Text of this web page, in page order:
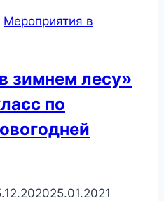
Мероприятия в
зимнем лесу»
по
25.01.2021